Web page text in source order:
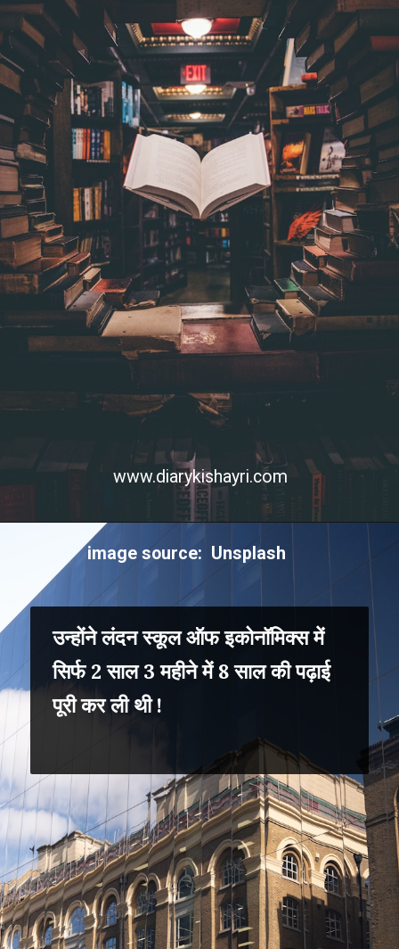
www.diarykishayri.com
Opening
उन्होंने लंदन स्कूल ऑफ इकोनॉमिक्स में
सिर्फ 2 साल 3 महीने में 8 साल की पढ़ाई
पूरी कर ली थी !
image source: Unsplash